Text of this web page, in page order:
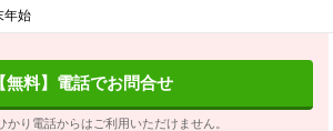
年始
【無料】電話でお問合せ
かり電話からはご利用いただけません。